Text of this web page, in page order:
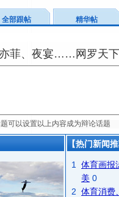
全部跟帖
精华帖
菲、夜宴……网罗天
【热门新闻
1
体育画报
美 0
2 体育消费